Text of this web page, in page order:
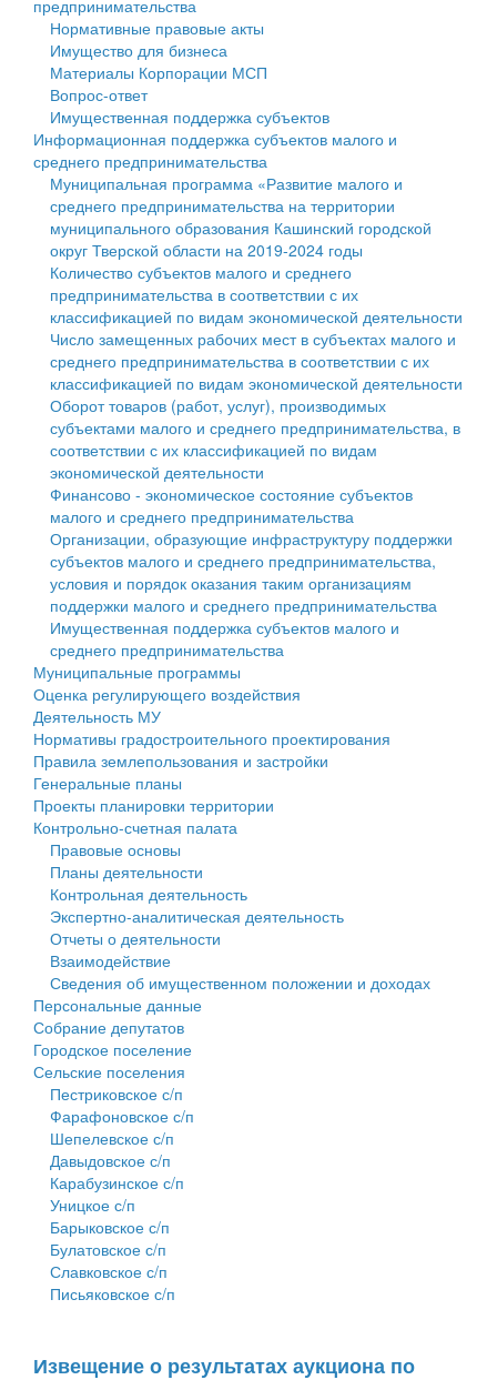
Государственные услуги
Промышленность и АПК
Экономика и бизнес
...
Символика
Устав
Гостям округа
Туризм
Культура
Образование
Здравоохранение
Социальная защита
Фотоальбом
муниципального округа Тверской области
Администрация Кашинского муниципального округа
Тверской области
Управление сельскими территориями
Открытые данные
Работа с обращениями граждан
Муниципальный контроль
Муниципальные услуги
Проекты административных регламентов
Антимонопольный комплаенс
Противодействие коррупции
Финансовое управление
Бюджет для граждан
Имущество
Выявление правообладателей ранее учтенных
объектов недвижимости
Имущественная поддержка субъектов малого и
среднего предпринимательства
Информационная поддержка субъектов малого и
среднего предпринимательства
Муниципальные программы
Контрольно-счетная палата
Персональные данные
Оценка регулирующего воздействия
Деятельность МУ
Нормативы градостроительного проектирования
Правила землепользования и застройки
Генеральные планы
Проекты планировки территории
Собрание депутатов
Городское поселение
Сельские поселения
предпринимательства
Нормативные правовые акты
Имущество для бизнеса
Материалы Корпорации МСП
Вопрос-ответ
Имущественная поддержка субъектов
Информационная поддержка субъектов малого и
среднего предпринимательства
Муниципальная программа «Развитие малого и
среднего предпринимательства на территории
муниципального образования Кашинский городской
округ Тверской области на 2019-2024 годы
Количество субъектов малого и среднего
предпринимательства в соответствии с их
классификацией по видам экономической деятельности
Число замещенных рабочих мест в субъектах малого и
среднего предпринимательства в соответствии с их
классификацией по видам экономической деятельности
Оборот товаров (работ, услуг), производимых
субъектами малого и среднего предпринимательства, в
соответствии с их классификацией по видам
экономической деятельности
Финансово - экономическое состояние субъектов
малого и среднего предпринимательства
Организации, образующие инфраструктуру поддержки
субъектов малого и среднего предпринимательства,
условия и порядок оказания таким организациям
поддержки малого и среднего предпринимательства
Имущественная поддержка субъектов малого и
среднего предпринимательства
Муниципальные программы
Оценка регулирующего воздействия
Деятельность МУ
Нормативы градостроительного проектирования
Правила землепользования и застройки
Генеральные планы
Проекты планировки территории
Контрольно-счетная палата
Правовые основы
Планы деятельности
Контрольная деятельность
Экспертно-аналитическая деятельность
Отчеты о деятельности
Взаимодействие
Сведения об имущественном положении и доходах
Персональные данные
Собрание депутатов
Городское поселение
Сельские поселения
Пестриковское с/п
Фарафоновское с/п
Шепелевское с/п
Давыдовское с/п
Карабузинское с/п
Уницкое с/п
Барыковское с/п
Булатовское с/п
Славковское с/п
Письяковское с/п
Извещение о результатах аукциона по